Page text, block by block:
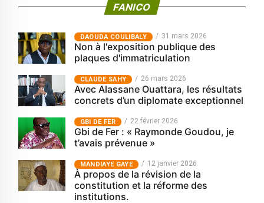
FANICO
‎DAOUDA COULIBALY 31 mars 2026
Non à l'exposition publique des
plaques d'immatriculation
CLAUDE SAHY 26 mars 2026
Avec Alassane Ouattara, les résultats
concrets d’un diplomate exceptionnel
GBI DE FER 22 février 2026
Gbi de Fer : « Raymonde Goudou, je
t’avais prévenue »
MANDIAYE GAYE 12 janvier 2026
À propos de la révision de la
constitution et la réforme des
institutions.